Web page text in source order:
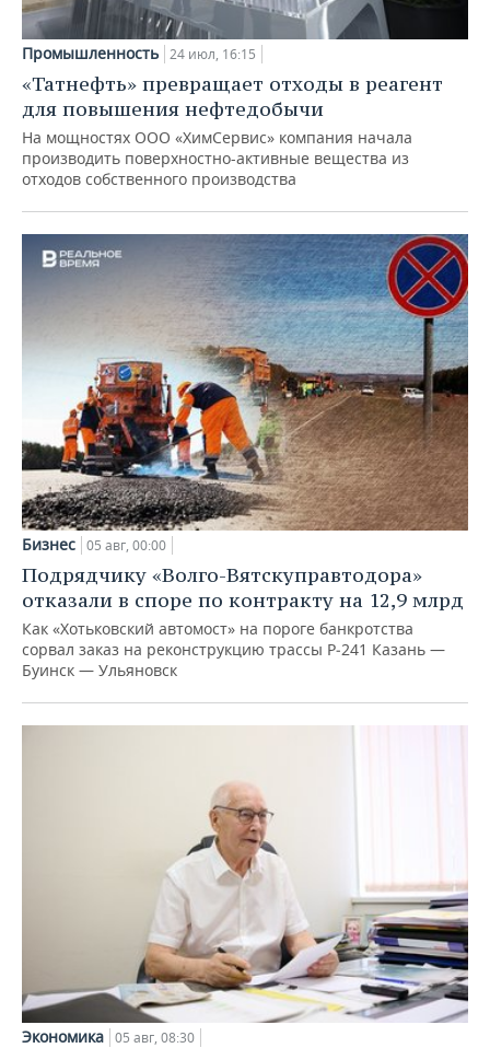
Промышленность 24 июл, 16:15
«Татнефть» превращает отходы в реагент
для повышения нефтедобычи
На мощностях ООО «ХимСервис» компания начала
производить поверхностно-активные вещества из
отходов собственного производства
Бизнес 05 авг, 00:00
Подрядчику «Волго-Вятскуправтодора»
отказали в споре по контракту на 12,9 млрд
Как «Хотьковский автомост» на пороге банкротства
сорвал заказ на реконструкцию трассы Р‑241 Казань —
Буинск — Ульяновск
Экономика 05 авг, 08:30